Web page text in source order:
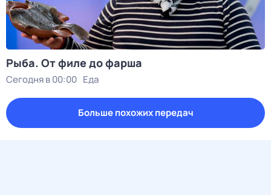
Рыба. От филе до фарша
Сегодня в 00:00 Еда
Больше похожих передач